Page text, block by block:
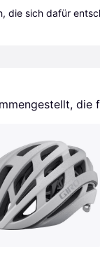
die sich dafür
die